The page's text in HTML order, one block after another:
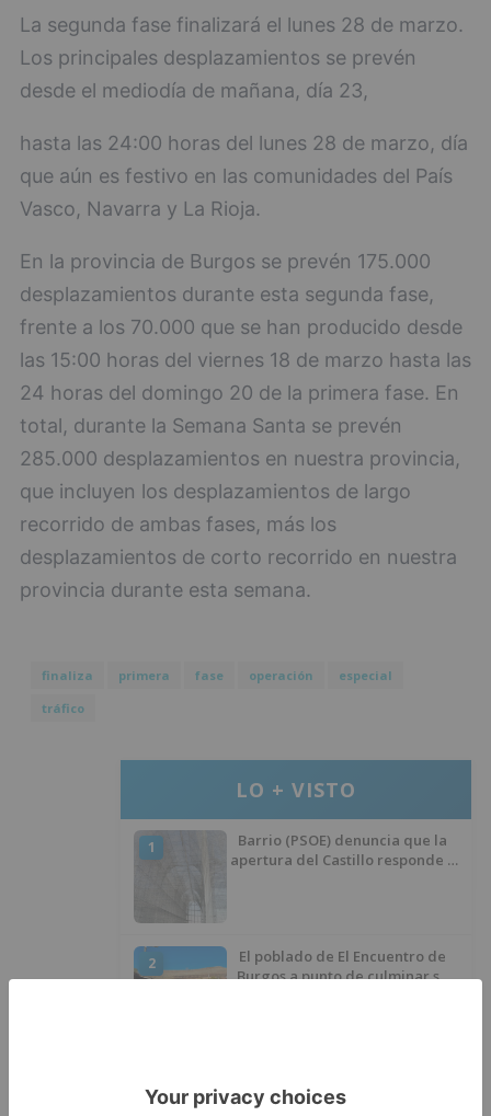
La segunda fase finalizará el lunes 28 de marzo.
Los principales desplazamientos se prevén
desde el mediodía de mañana, día 23,
hasta las 24:00 horas del lunes 28 de marzo, día
que aún es festivo en las comunidades del País
Vasco, Navarra y La Rioja.
En la provincia de Burgos se prevén 175.000
desplazamientos durante esta segunda fase,
frente a los 70.000 que se han producido desde
las 15:00 horas del viernes 18 de marzo hasta las
24 horas del domingo 20 de la primera fase. En
total, durante la Semana Santa se prevén
285.000 desplazamientos en nuestra provincia,
que incluyen los desplazamientos de largo
recorrido de ambas fases, más los
desplazamientos de corto recorrido en nuestra
provincia durante esta semana.
finaliza primera fase operación
especial
tráfico
LO + VISTO
1
Barrio (PSOE) denuncia que la
apertura del Castillo responde a
2
El poblado de El Encuentro de
Burgos a punto de culminar su
memoria del pueblo burgalés de
Huérmeces